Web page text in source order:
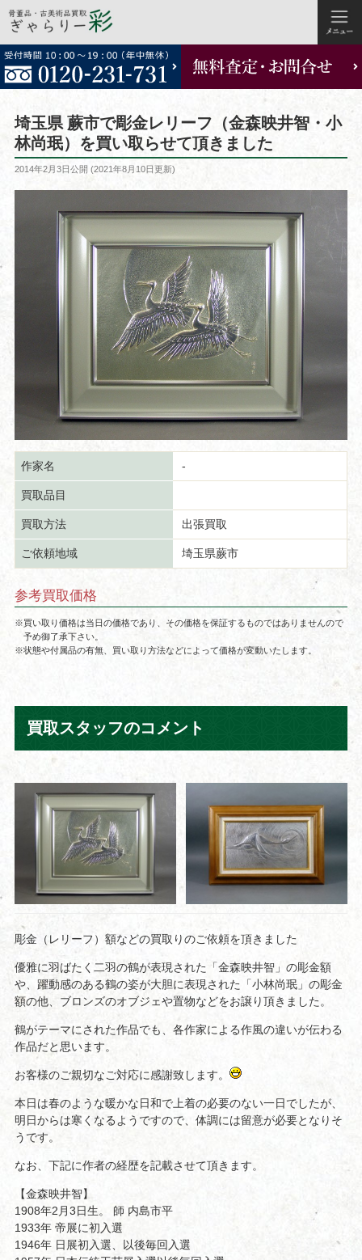
コ
ン
テ
埼玉県 蕨市で彫金レリーフ（金森映井智・小
林尚珉）を買い取らせて頂きました
投
2014年2月3日公開 (2021年8月10日更新)
作家名 -
買取品目
買取方法 出張買取
ご依頼地域 埼玉県蕨市
参考買取価格
※買い取り価格は当日の価格であり、その価格を保証するものではありませんので
予め御了承下さい。
※状態や付属品の有無、買い取り方法などによって価格が変動いたします。
買取スタッフのコメント
彫金（レリーフ）額などの買取りのご依頼を頂きました
優雅に羽ばたく二羽の鶴が表現された「金森映井智」の彫金額
や、躍動感のある鶴の姿が大胆に表現された「小林尚珉」の彫金
額の他、ブロンズのオブジェや置物などをお譲り頂きました。
鶴がテーマにされた作品でも、各作家による作風の違いが伝わる
作品だと思います。
お客様のご親切なご対応に感謝致します。
本日は春のような暖かな日和で上着の必要のない一日でしたが、
明日からは寒くなるようですので、体調には留意が必要となりそ
うです。
なお、下記に作者の経歴を記載させて頂きます。
【金森映井智】
1908年2月3日生。 師 内島市平
1933年 帝展に初入選
1946年 日展初入選、以後毎回入選